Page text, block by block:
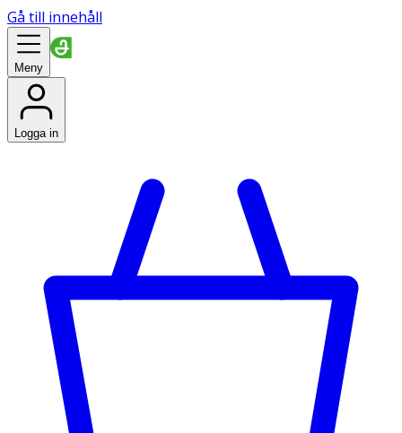
Gå till innehåll
Meny
Logga in